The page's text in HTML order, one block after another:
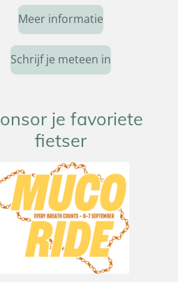
Meer informatie
Schrijf je meteen in
je favoriete
fietser